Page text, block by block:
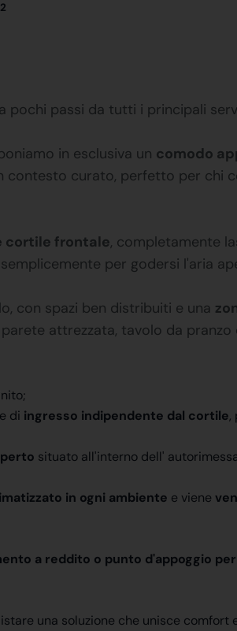
2
passi da tutti i principali
in esclusiva un comodo
contesto curato, perfetto per chi
cortile frontale, completamente
per godersi l'aria
con spazi ben distribuiti e una
attrezzata, tavolo da pranzo
di ingresso indipendente dal cortile,
situato all'interno dell'
in ogni ambiente e viene
a reddito o punto d'appoggio
una soluzione che unisce comfort